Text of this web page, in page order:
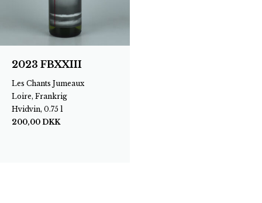
2023 FBXXIII
Les Chants Jumeaux
Loire, Frankrig
Hvidvin, 0.75 l
200,00 DKK